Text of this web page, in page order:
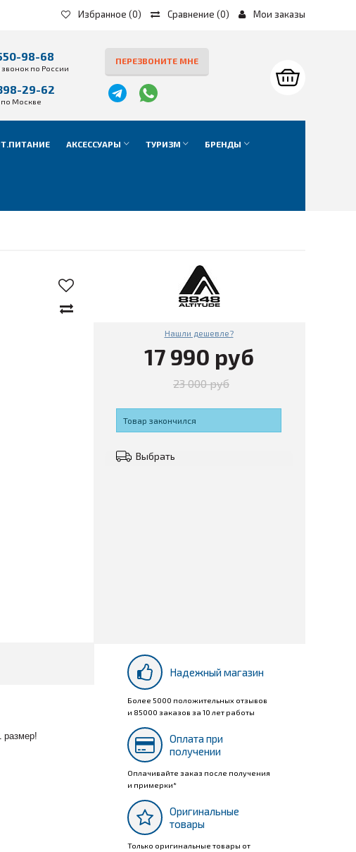
Избранное (0) Сравнение (0) Мои заказы
98-68
по России
29-62
по Москве
ПЕРЕЗВОНИТЕ МНЕ
АКСЕССУАРЫ ТУРИЗМ БРЕНДЫ
Нашли дешевле?
17 990 руб
23 000 руб
Товар закончился
Выбрать
размер!
Надежный магазин
Более 5000 положительных отзывов
и 85000 заказов за 10 лет работы
Оплата при
получении
Оплачивайте заказ после получения
и примерки*
Оригинальные
товары
Только оригинальные товары от